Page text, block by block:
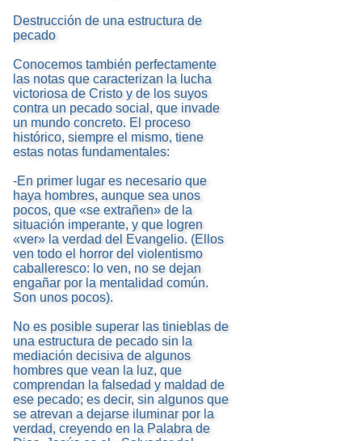
Destrucción de una estructura de
pecado
Conocemos también perfectamente
las notas que caracterizan la lucha
victoriosa de Cristo y de los suyos
contra un pecado social, que invade
un mundo concreto. El proceso
histórico, siempre el mismo, tiene
estas notas fundamentales:
-En primer lugar es necesario que
haya hombres, aunque sea unos
pocos, que «se extrañen» de la
situación imperante, y que logren
«ver» la verdad del Evangelio. (Ellos
ven todo el horror del violentismo
caballeresco: lo ven, no se dejan
engañar por la mentalidad común.
Son unos pocos).
No es posible superar las tinieblas de
una estructura de pecado sin la
mediación decisiva de algunos
hombres que vean la luz, que
comprendan la falsedad y maldad de
ese pecado; es decir, sin algunos que
se atrevan a dejarse iluminar por la
verdad, creyendo en la Palabra de